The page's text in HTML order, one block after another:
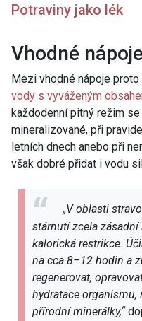
Potraviny jako lék
Vhodné nápoje
Mezi vhodné nápoje proto
vody s vyváženým
každodenní pitný režim
mineralizované, při
letních dnech anebo při
však dobré přidat i vodu
„V oblasti
stárnutí zcela
kalorická restrikce.
na cca 8–12 hodin a
regenerovat,
hydratace organismu,
přírodní minerálky,“